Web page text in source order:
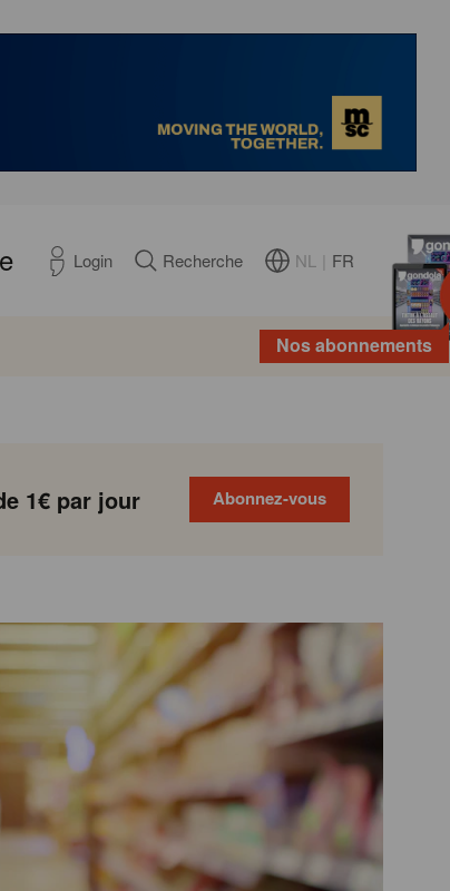
Login Recherche NL FR
Nos abonnements
1€ par jour Abonnez-vous